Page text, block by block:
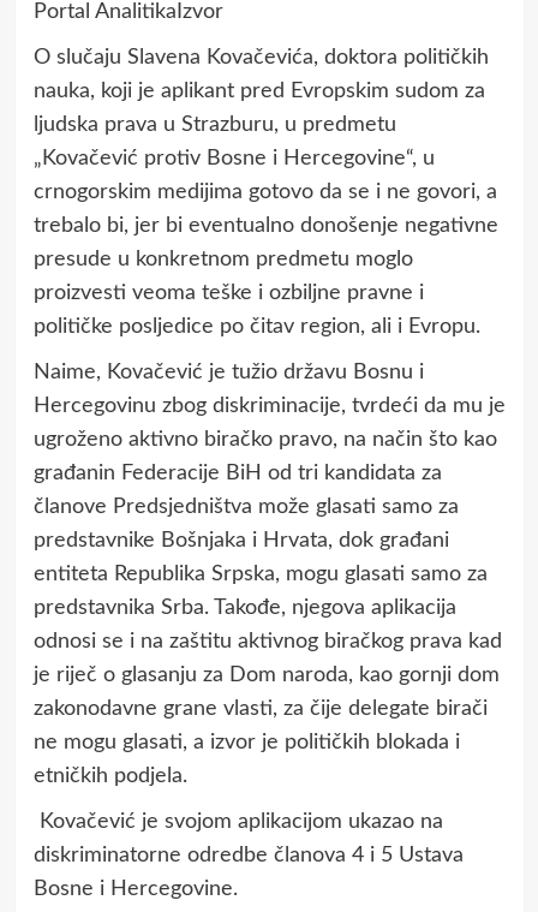
Portal AnalitikaIzvor
O slučaju Slavena Kovačevića, doktora političkih
nauka, koji je aplikant pred Evropskim sudom za
ljudska prava u Strazburu, u predmetu
„Kovačević protiv Bosne i Hercegovine“, u
crnogorskim medijima gotovo da se i ne govori, a
trebalo bi, jer bi eventualno donošenje negativne
presude u konkretnom predmetu moglo
proizvesti veoma teške i ozbiljne pravne i
političke posljedice po čitav region, ali i Evropu.
Naime, Kovačević je tužio državu Bosnu i
Hercegovinu zbog diskriminacije, tvrdeći da mu je
ugroženo aktivno biračko pravo, na način što kao
građanin Federacije BiH od tri kandidata za
članove Predsjedništva može glasati samo za
predstavnike Bošnjaka i Hrvata, dok građani
entiteta Republika Srpska, mogu glasati samo za
predstavnika Srba. Takođe, njegova aplikacija
odnosi se i na zaštitu aktivnog biračkog prava kad
je riječ o glasanju za Dom naroda, kao gornji dom
zakonodavne grane vlasti, za čije delegate birači
ne mogu glasati, a izvor je političkih blokada i
etničkih podjela.
Kovačević je svojom aplikacijom ukazao na
diskriminatorne odredbe članova 4 i 5 Ustava
Bosne i Hercegovine.